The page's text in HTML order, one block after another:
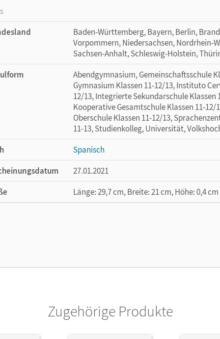
Baden-Württemberg, Bayern, Berlin,
Vorpommern, Niedersachsen, Nordrhein-
Sachsen-Anhalt, Schleswig-Holstein,
Abendgymnasium, Gemeinschaftsschule
Gymnasium Klassen 11-12/13, Instituto
12/13, Integrierte Sekundarschule Klassen
Kooperative Gesamtschule Klassen 11-
Oberschule Klassen 11-12/13,
11-13, Studienkolleg, Universität,
Spanisch
27.01.2021
Länge: 29,7 cm, Breite: 21 cm, Höhe: 0,4 cm
Zugehörige Produkte